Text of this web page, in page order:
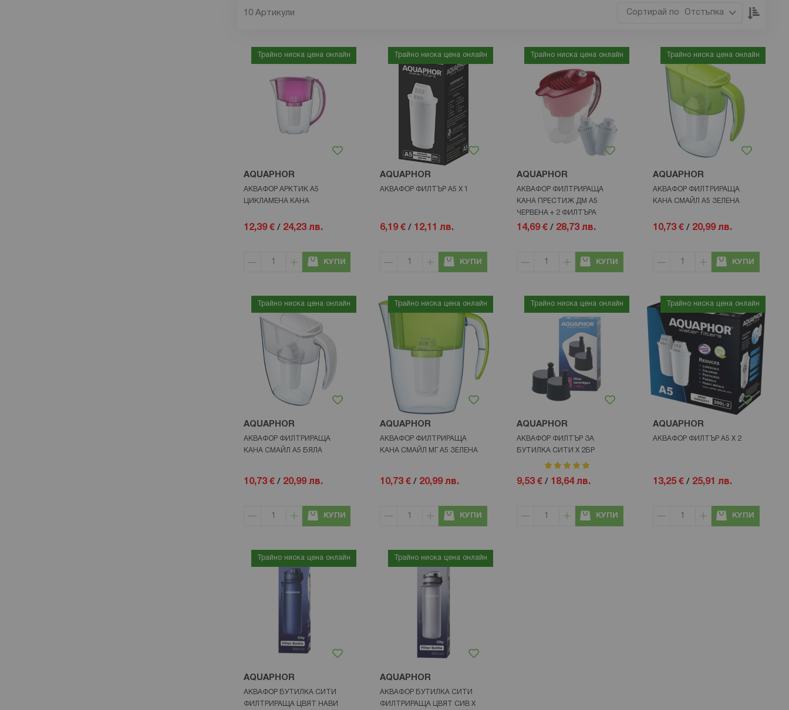
Отстъпка
10 Артикули
Трайно ниска цена онлайн
AQUAPHOR
АКВАФОР АРКТИК А5
ЦИКЛАМЕНА КАНА
12,39 € / 24,23 лв.
КУПИ
Трайно ниска цена онлайн
AQUAPHOR
АКВАФОР ФИЛТЪР А5 Х 1
6,19 € / 12,11 лв.
КУПИ
Трайно ниска цена онлайн
AQUAPHOR
АКВАФОР ФИЛТРИРАЩА
КАНА ПРЕСТИЖ ДМ А5
ЧЕРВЕНА + 2 ФИЛТЪРА
14,69 €/ 28,73 лв.
КУПИ
Трайно ниска цена онлайн
AQUAPHOR
АКВАФОР ФИЛТРИРАЩА
КАНА СМАЙЛ А5 ЗЕЛЕНА
10,73 €/ 20,99 лв.
КУПИ
Трайно ниска цена онлайн
AQUAPHOR
АКВАФОР ФИЛТРИРАЩА
КАНА СМАЙЛ А5 БЯЛА
10,73 € / 20,99 лв.
КУПИ
Трайно ниска цена онлайн
AQUAPHOR
АКВАФОР ФИЛТРИРАЩА
КАНА СМАЙЛ МГ А5 ЗЕЛЕНА
10,73 € / 20,99 лв.
КУПИ
Трайно ниска цена онлайн
AQUAPHOR
АКВАФОР ФИЛТЪР ЗА
БУТИЛКА СИТИ Х 2БР
рейтинг:
9,53 €/ 18,64 лв.
КУПИ
Трайно ниска цена онлайн
AQUAPHOR
АКВАФОР ФИЛТЪР А5 Х 2
13,25 €/ 25,91 лв.
КУПИ
Трайно ниска цена онлайн
AQUAPHOR
АКВАФОР БУТИЛКА СИТИ
ФИЛТРИРАЩА ЦВЯТ НАВИ
Трайно ниска цена онлайн
AQUAPHOR
АКВАФОР БУТИЛКА СИТИ
ФИЛТРИРАЩА ЦВЯТ СИВ Х